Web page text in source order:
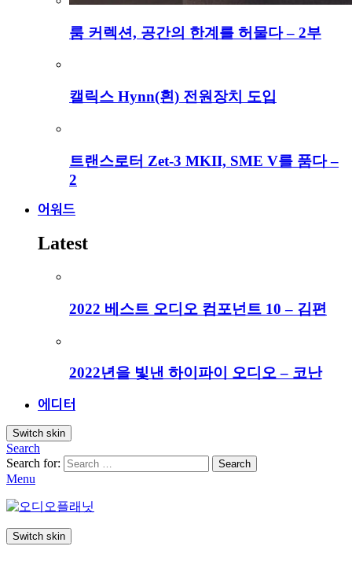
룸 커렉션, 공간의 한계를 허물다 – 2부
캘릭스 Hynn(흰) 전원장치 도입
트랜스로터 Zet-3 MKII, SME V를 품다 –
2
어워드
Latest
2022 베스트 오디오 컴포넌트 10 – 김편
2022년을 빛낸 하이파이 오디오 – 코난
에디터
Switch skin
Search
Search for:
Search
Menu
Switch skin